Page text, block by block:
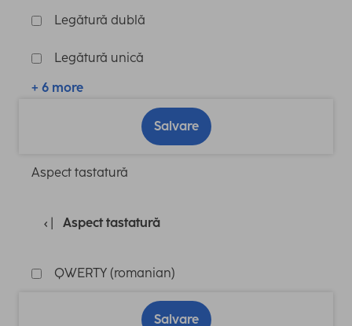
Legătură dublă
Legătură unică
+ 6 more
Salvare
Aspect tastatură
Aspect tastatură
QWERTY (romanian)
Salvare